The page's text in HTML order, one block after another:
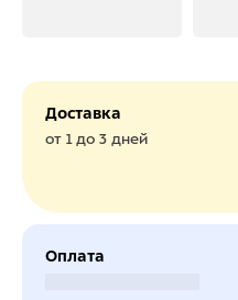
Доставка
от 1 до 3 дней
Оплата